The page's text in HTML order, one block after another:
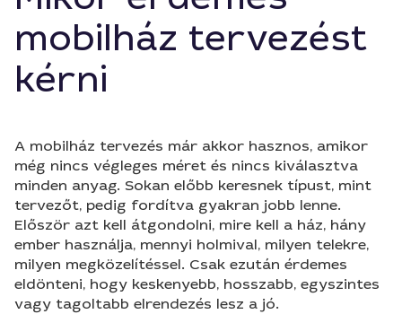
mobilház tervezést
kérni
A mobilház tervezés már akkor hasznos, amikor
még nincs végleges méret és nincs kiválasztva
minden anyag. Sokan előbb keresnek típust, mint
tervezőt, pedig fordítva gyakran jobb lenne.
Először azt kell átgondolni, mire kell a ház, hány
ember használja, mennyi holmival, milyen telekre,
milyen megközelítéssel. Csak ezután érdemes
eldönteni, hogy keskenyebb, hosszabb, egyszintes
vagy tagoltabb elrendezés lesz a jó.